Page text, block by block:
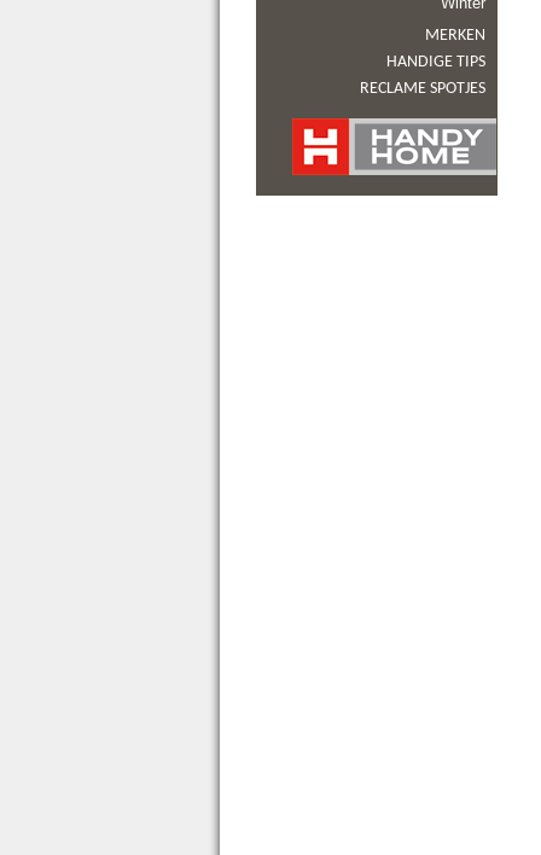
MERKEN
HANDIGE TIPS
RECLAME SPOTJES